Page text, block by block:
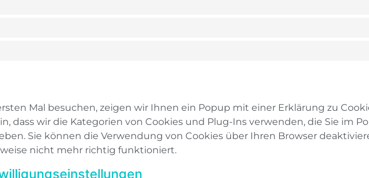
Mal besuchen, zeigen wir Ihnen ein Popup mit einer Erklärung zu
dass wir die Kategorien von Cookies und Plug-Ins verwenden, die Sie im
Sie können die Verwendung von Cookies über Ihren Browser
nicht mehr richtig funktioniert.